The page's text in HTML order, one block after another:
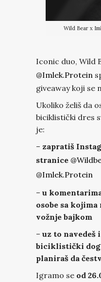
Wild Bear x
Iconic duo, Wild
@imlek.protein
giveaway koji se
Ukoliko želiš da
biciklistički dres
je:
– zapratiš
stranice
@imlek.protein
– u
osobe sa kojima
vožnje bajkom
– uz to navedeš
biciklistički
planiraš da
Igramo se od